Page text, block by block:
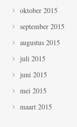
oktober 2015
september 2015
augustus 2015
juli 2015
juni 2015
mei 2015
maart 2015